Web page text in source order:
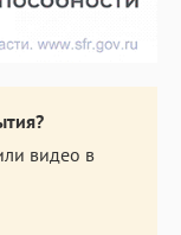
видео в